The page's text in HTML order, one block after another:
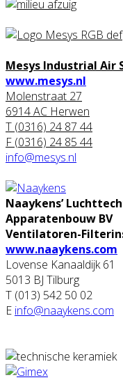
Mesys Industrial Air
www.mesys.nl
Molenstraat 27
6914 AC Herwen
T (0316) 24 87 44
F (0316) 24 85 44
info@mesys.nl
Naaykens’
Apparatenbouw BV
Ventilatoren-
www.naaykens.com
Lovense Kanaaldijk 61
5013 BJ Tilburg
T (013) 542 50 02
E info@naaykens.com